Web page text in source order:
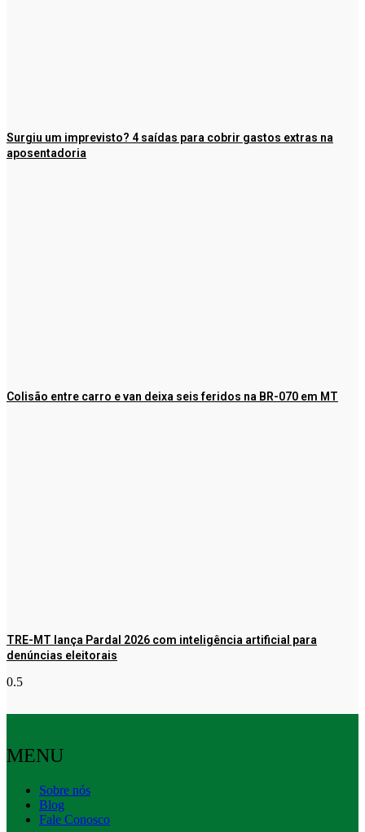
Surgiu um imprevisto? 4 saídas para cobrir gastos extras na
aposentadoria
Colisão entre carro e van deixa seis feridos na BR-070 em MT
TRE-MT lança Pardal 2026 com inteligência artificial para
denúncias eleitorais
MENU
Sobre nós
Blog
Fale Conosco